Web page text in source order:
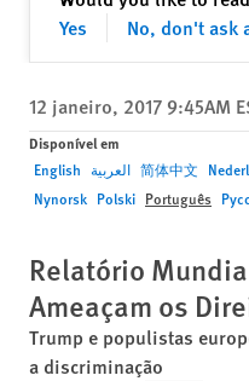
content
Yes
No, don't ask
12 janeiro, 2017 9:45AM
Disponível em
English العربية 简体中文
Nynorsk Polski Português
Relatório
Ameaçam os
Trump e populistas
a discriminação